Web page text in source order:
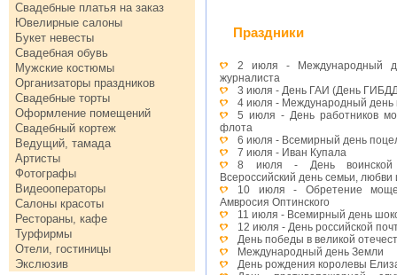
Свадебные платья на заказ
Ювелирные салоны
Букет невесты
Свадебная обувь
Мужские костюмы
Организаторы праздников
Свадебные торты
Оформление помещений
Свадебный кортеж
Ведущий, тамада
Артисты
Фотографы
Видеооператоры
Салоны красоты
Рестораны, кафе
Турфирмы
Отели, гостиницы
Экслюзив
Праздники
2 июля - Международный
журналиста
3 июля - День ГАИ (День
4 июля - Международный день
5 июля - День работников
флота
6 июля - Всемирный день
7 июля - Иван Купала
8 июля - День воинской
Всероссийский день семьи, любви
10 июля - Обретение
Амвросия Оптинского
11 июля - Всемирный день
12 июля - День российской
День победы в великой
Международный день Земли
День рождения королевы